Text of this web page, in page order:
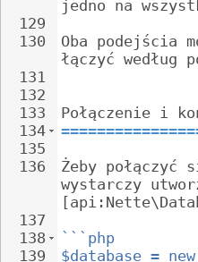
129
130
131
132
133
134
135
136
137
138
139
jedno na
Oba podejścia
łączyć według
Połączenie i
Żeby połączyć
wystarczy
```php
$database = new